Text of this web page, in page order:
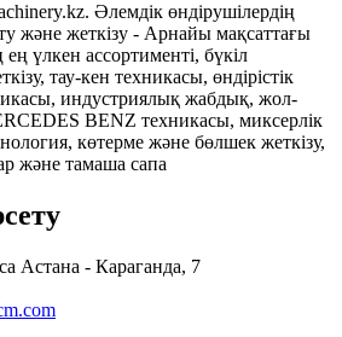
Әлемдік өндірушілердің
және жеткізу - Арнайы мақсаттағы
үлкен ассортименті, бүкіл
тау-кен техникасы, өндірістік
индустриялық жабдық, жол-
BENZ техникасы, миксерлік
көтерме және бөлшек жеткізу,
және тамаша сапа
Астана - Караганда, 7